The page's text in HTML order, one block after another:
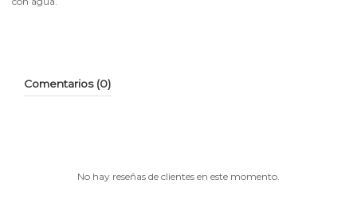
Comentarios (0)
No hay reseñas de clientes en este momento.